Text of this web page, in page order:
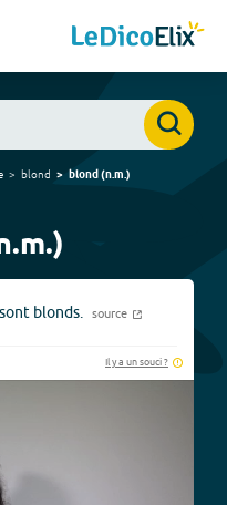
blond blond(n.m.)
blonds. source
Il y a un souci ?